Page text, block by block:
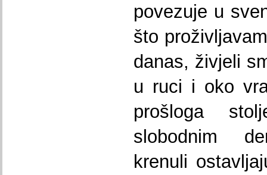
povezuje u
što
danas, živjeli
u ruci i oko
prošloga
slobodnim
krenuli